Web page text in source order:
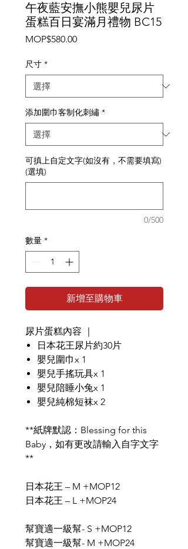
午夜藍安撫小熊嬰兒尿片
蛋糕百日宴滿月禮物 BC15
MOP$580.00價
尺寸 *
添加圍巾客制化刺繡 *
可搷上自定文字(如沒有，不需要填寫)
(選填)
0/500
數量 *
新增至購物車
尿片蛋糕內容 ｜
日本花王尿片約30片
嬰兒圍巾x 1
嬰兒手搖玩具x 1
嬰兒陪睡小兔x 1
嬰兒純棉短袜x 2
**紙牌默認：Blessing for this
Baby，如有更改請輸入自字文字
**
日本花王 – M +MOP12
日本花王 – L +MOP24
幫寶適一級幫- S +MOP12
幫寶適一級幫- M +MOP24